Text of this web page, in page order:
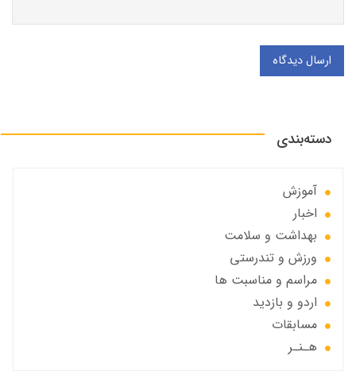
ارسال دیدگاه
دسته‌بندی
آموزش
اخبار
بهداشت و سلامت
ورزش و تندرستی
مراسم و مناسبت ها
اردو و بازدید
مسابقات
هـنـر